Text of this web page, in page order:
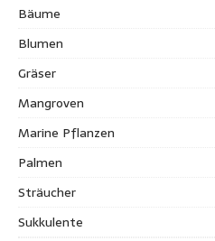
Bäume
Blumen
Gräser
Mangroven
Marine Pflanzen
Palmen
Sträucher
Sukkulente